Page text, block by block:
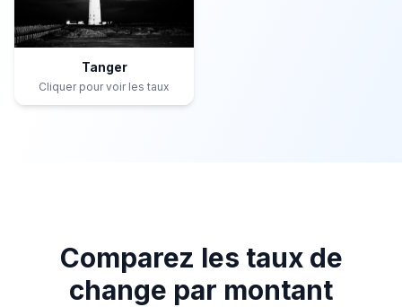
Tanger
Cliquer pour voir les taux
Comparez les taux de
change par montant